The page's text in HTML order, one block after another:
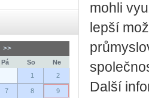
>>
Pá So
Ne
1
2
7 8 9
mohli
lep­ší
Další